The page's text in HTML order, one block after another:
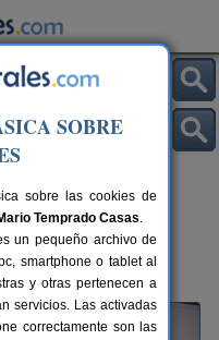
(Tarragona)
29 km de Tarragona
SOBRE
sobre las cookies de
Temprado Casas.
un pequeño archivo de
smartphone o tablet al
y otras pertenecen a
servicios. Las activadas
correctamente son las